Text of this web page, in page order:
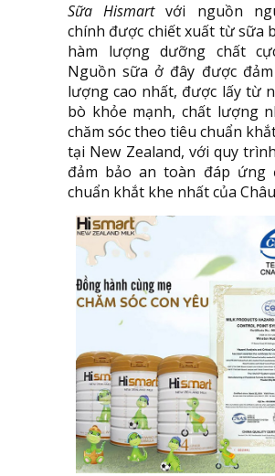
Sữa Hismartvới nguồn
chính được chiết xuất từ sữa
hàm lượng dưỡng chất
Nguồn sữa ở đây được
lượng cao nhất, được lấy từ
bò khỏe mạnh, chất lượng
chăm sóc theo tiêu chuẩn
tại New Zealand, với quy
đảm bảo an toàn đáp ứng
chuẩn khắt khe nhất của